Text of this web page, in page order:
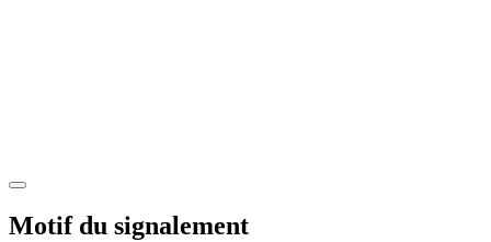
Motif du signalement